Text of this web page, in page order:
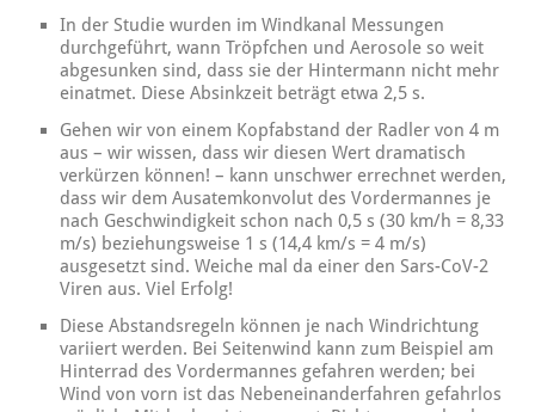
In der Studie wurden im Windkanal Messungen
durchgeführt, wann Tröpfchen und Aerosole so weit
abgesunken sind, dass sie der Hintermann nicht mehr
einatmet. Diese Absinkzeit beträgt etwa 2,5 s.
Gehen wir von einem Kopfabstand der Radler von 4 m
aus – wir wissen, dass wir diesen Wert dramatisch
verkürzen können! – kann unschwer errechnet werden,
dass wir dem Ausatemkonvolut des Vordermannes je
nach Geschwindigkeit schon nach 0,5 s (30 km/h = 8,33
m/s) beziehungsweise 1 s (14,4 km/s = 4 m/s)
ausgesetzt sind. Weiche mal da einer den Sars-CoV-2
Viren aus. Viel Erfolg!
Diese Abstandsregeln können je nach Windrichtung
variiert werden. Bei Seitenwind kann zum Beispiel am
Hinterrad des Vordermannes gefahren werden; bei
Wind von vorn ist das Nebeneinanderfahren gefahrlos